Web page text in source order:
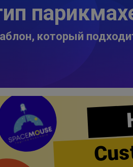
который